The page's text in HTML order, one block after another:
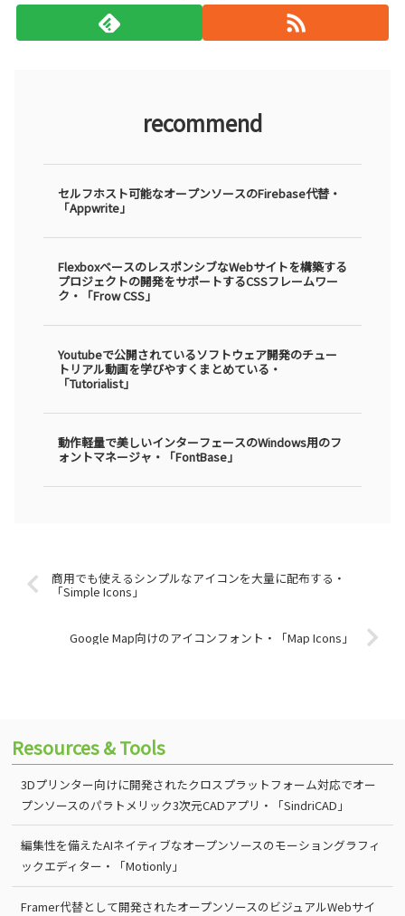
recommend
セルフホスト可能なオープンソースのFirebase代替・
「Appwrite」
FlexboxベースのレスポンシブなWebサイトを構築する
プロジェクトの開発をサポートするCSSフレームワー
ク・「Frow CSS」
Youtubeで公開されているソフトウェア開発のチュー
トリアル動画を学びやすくまとめている・
「Tutorialist」
動作軽量で美しいインターフェースのWindows用のフ
ォントマネージャ・「FontBase」
商用でも使えるシンプルなアイコンを大量に配布する・
「Simple Icons」
Google Map向けのアイコンフォント・「Map Icons」
Resources & Tools
3Dプリンター向けに開発されたクロスプラットフォーム対応でオー
プンソースのパラトメリック3次元CADアプリ・「SindriCAD」
編集性を備えたAIネイティブなオープンソースのモーショングラフィ
ックエディター・「Motionly」
Framer代替として開発されたオープンソースのビジュアルWebサイ